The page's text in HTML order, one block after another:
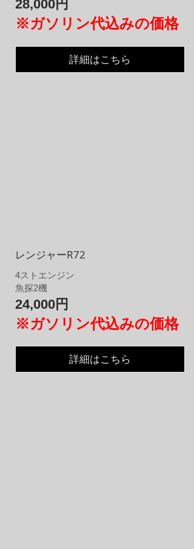
28,000円
※ガソリン代込みの価格
詳細はこちら
レンジャーR72
4ストエンジン
魚探2機
24,000円
※ガソリン代込みの価格
詳細はこちら